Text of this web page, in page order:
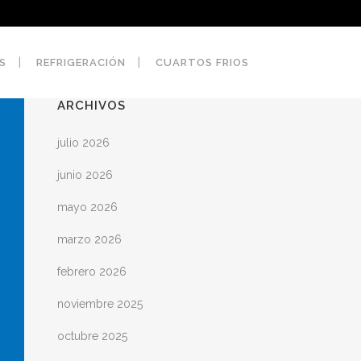
REFRIGERACIÓN CUARTOS FRIOS
ARCHIVOS
julio 2026
junio 2026
mayo 2026
marzo 2026
febrero 2026
noviembre 2025
octubre 2025